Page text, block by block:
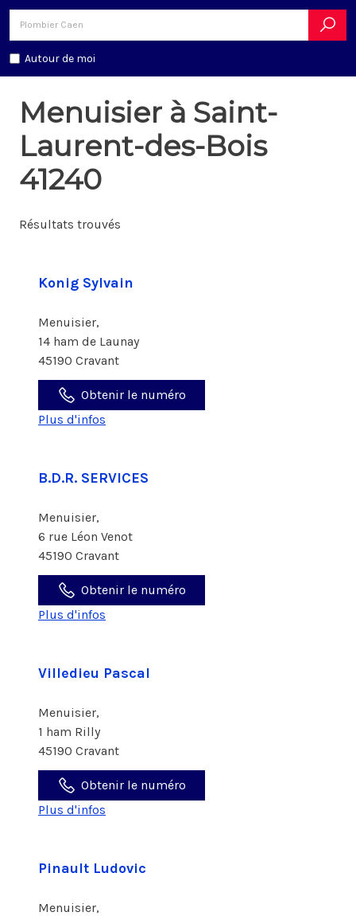
Autour de moi
Menuisier à Saint-
Laurent-des-Bois
41240
Résultats trouvés
Konig Sylvain
Menuisier,
14 ham de Launay
45190 Cravant
Obtenir le numéro
Plus d'infos
B.D.R. SERVICES
Menuisier,
6 rue Léon Venot
45190 Cravant
Obtenir le numéro
Plus d'infos
Villedieu Pascal
Menuisier,
1 ham Rilly
45190 Cravant
Obtenir le numéro
Plus d'infos
Pinault Ludovic
Menuisier,